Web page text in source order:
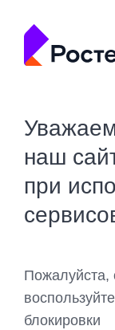
наш
при
Пожалуйста,
блокировки